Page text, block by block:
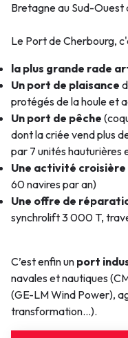
Bretagne au Sud-Ouest
Le Port de Cherbourg,
la plus grande rade
Un port de plaisance
protégés de la houle et
Un port de pêche
dont la criée vend plus
par 7 unités hauturières
Une activité croisière
60 navires par an)
Une offre de
synchrolift 3 000 T,
C’est enfin un port
navales et nautiques
(GE-LM Wind Power),
transformation...).